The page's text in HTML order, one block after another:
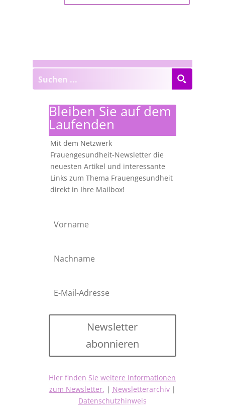
Bleiben Sie auf dem
Laufenden
Mit dem Netzwerk
Frauengesundheit-Newsletter die
neuesten Artikel und interessante
Links zum Thema Frauengesundheit
direkt in Ihre Mailbox!
Newsletter
abonnieren
Hier finden Sie weitere Informationen
zum Newsletter. | Newsletterarchiv|
Datenschutzhinweis